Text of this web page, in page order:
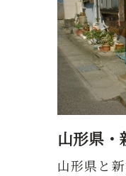
山形県・
山形県と